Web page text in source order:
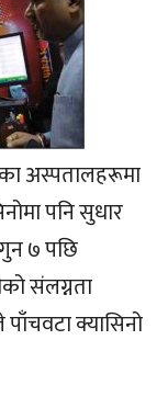
अस्पतालहरूमा
पनि सुधार
७ पछि
संलग्नता
क्यासिनो